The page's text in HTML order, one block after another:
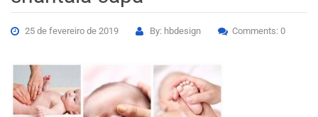
25 de fevereiro de 2019 By: hbdesign Comments: 0